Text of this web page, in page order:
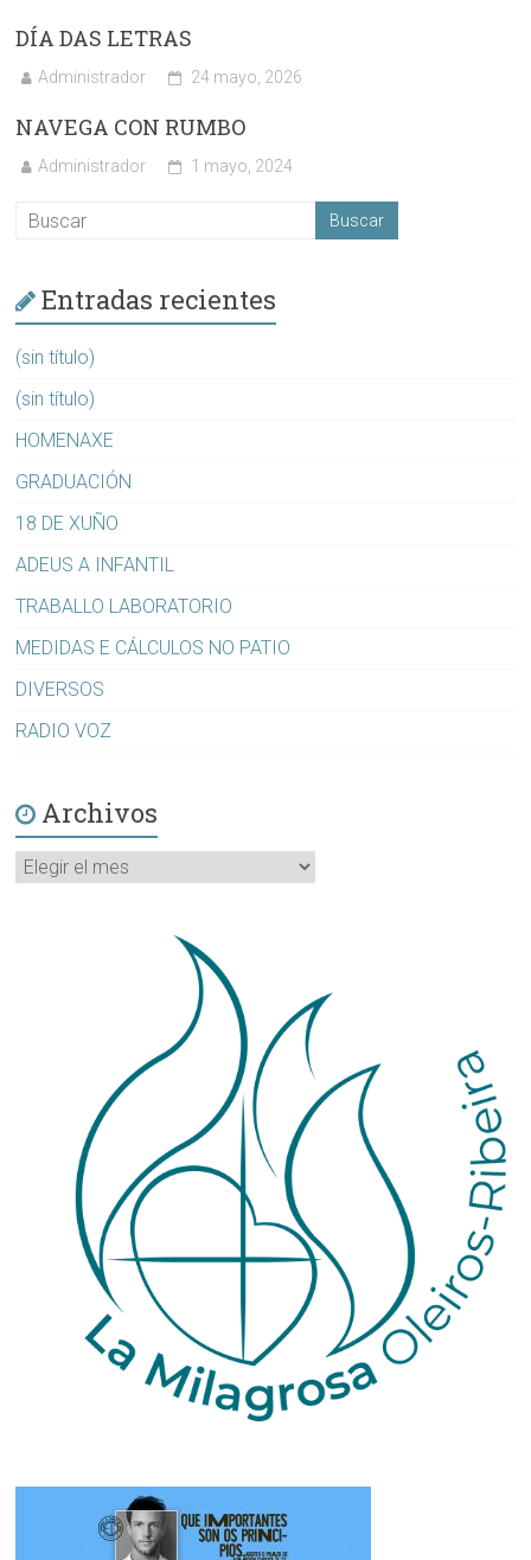
DÍA DAS LETRAS
Administrador 24 mayo, 2026
NAVEGA CON RUMBO
Administrador 1 mayo, 2024
Entradas recientes
(sin título)
(sin título)
HOMENAXE
GRADUACIÓN
18 DE XUÑO
ADEUS A INFANTIL
TRABALLO LABORATORIO
MEDIDAS E CÁLCULOS NO PATIO
DIVERSOS
RADIO VOZ
Archivos
Archivos